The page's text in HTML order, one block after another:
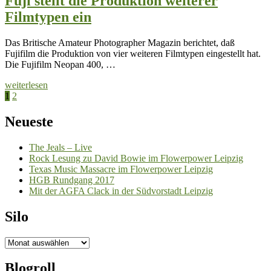
Filmtypen ein
Das Britische Amateur Photographer Magazin berichtet, daß
Fujifilm die Produktion von vier weiteren Filmtypen eingestellt hat.
Die Fujifilm Neopan 400, …
weiterlesen
Seitennummerierung
der
Beiträge
1 2
Neueste
The Jeals – Live
Rock Lesung zu David Bowie im Flowerpower Leipzig
Texas Music Massacre im Flowerpower Leipzig
HGB Rundgang 2017
Mit der AGFA Clack in der Südvorstadt Leipzig
Silo
Silo